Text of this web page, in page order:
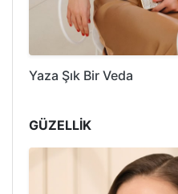
Yaza Şık Bir Veda
GÜZELLİK